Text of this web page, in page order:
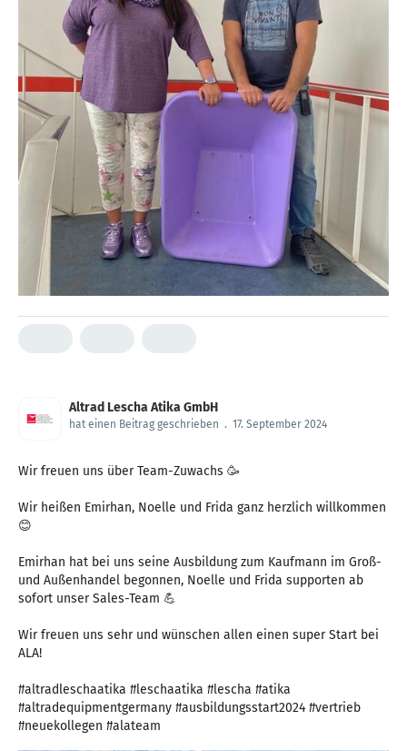
Altrad Lescha Atika GmbH
hat einen Beitrag geschrieben . 17. September 2024
Wir freuen uns über Team-Zuwachs 🥳
Wir heißen Emirhan, Noelle und Frida ganz herzlich willkommen
😊
Emirhan hat bei uns seine Ausbildung zum Kaufmann im Groß-
und Außenhandel begonnen, Noelle und Frida supporten ab
sofort unser Sales-Team 💪
Wir freuen uns sehr und wünschen allen einen super Start bei
ALA!
#altradleschaatika #leschaatika #lescha #atika
#altradequipmentgermany #ausbildungsstart2024 #vertrieb
#neuekollegen #alateam